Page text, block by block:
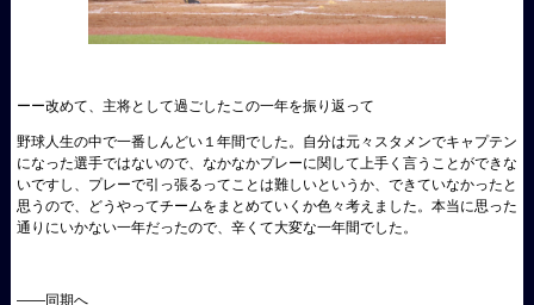
ーー改めて、主将として過ごしたこの一年を振り返って
野球人生の中で一番しんどい１年間でした。自分は元々スタメンでキャプテン
になった選手ではないので、なかなかプレーに関して上手く言うことができな
いですし、プレーで引っ張るってことは難しいというか、できていなかったと
思うので、どうやってチームをまとめていくか色々考えました。本当に思った
通りにいかない一年だったので、辛くて大変な一年間でした。
――同期へ